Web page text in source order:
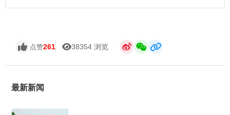
点赞261 38354 浏览
最新新闻